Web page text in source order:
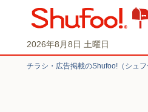
2026年8月8日 土曜日
チラシ・​広告掲載の​Shufoo!​（シュフ